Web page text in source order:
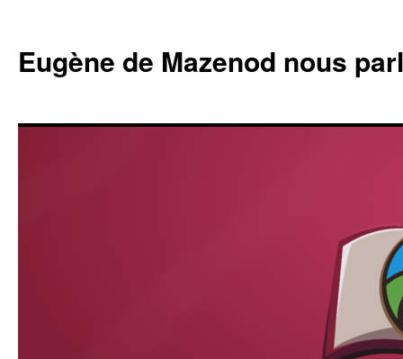
Eugène de Mazenod nous